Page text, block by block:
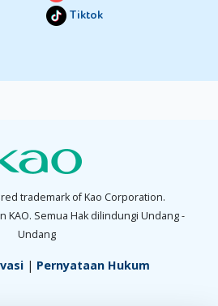
Tiktok
trademark of Kao Corporation.
KAO. Semua Hak dilindungi Undang -
Undang
| Pernyataan Hukum